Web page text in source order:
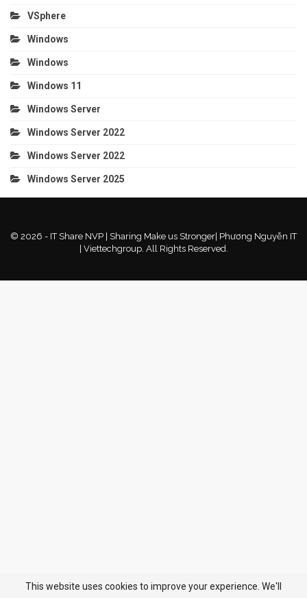
VSphere
Windows
Windows
Windows 11
Windows Server
Windows Server 2022
Windows Server 2022
Windows Server 2025
© 2026 - IT Share NVP | Sharing Make us Stronger| Phương Nguyễn IT
| Viettechgroup. All Rights Reserved.
This website uses cookies to improve your experience. We'll